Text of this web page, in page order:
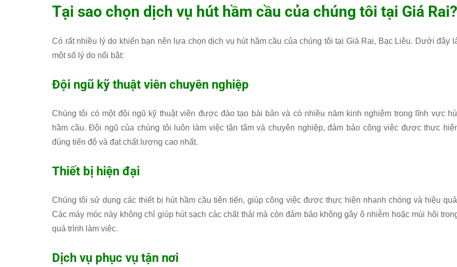
Tại sao chọn dịch vụ hút hầm cầu của chúng tôi tại Giá Rai?
Có rất nhiều lý do khiến bạn nên lựa chọn dịch vụ hút hầm cầu của chúng tôi tại Giá Rai, Bạc Liêu. Dưới đây
một số lý do nổi bật:
Đội ngũ kỹ thuật viên chuyên nghiệp
Chúng tôi có một đội ngũ kỹ thuật viên được đào tạo bài bản và có nhiều năm kinh nghiệm trong lĩnh vực
hầm cầu. Đội ngũ của chúng tôi luôn làm việc tận tâm và chuyên nghiệp, đảm bảo công việc được thực
đúng tiến độ và đạt chất lượng cao nhất.
Thiết bị hiện đại
Chúng tôi sử dụng các thiết bị hút hầm cầu tiên tiến, giúp công việc được thực hiện nhanh chóng và hiệu
Các máy móc này không chỉ giúp hút sạch các chất thải mà còn đảm bảo không gây ô nhiễm hoặc mùi hôi
quá trình làm việc.
Dịch vụ phục vụ tận nơi